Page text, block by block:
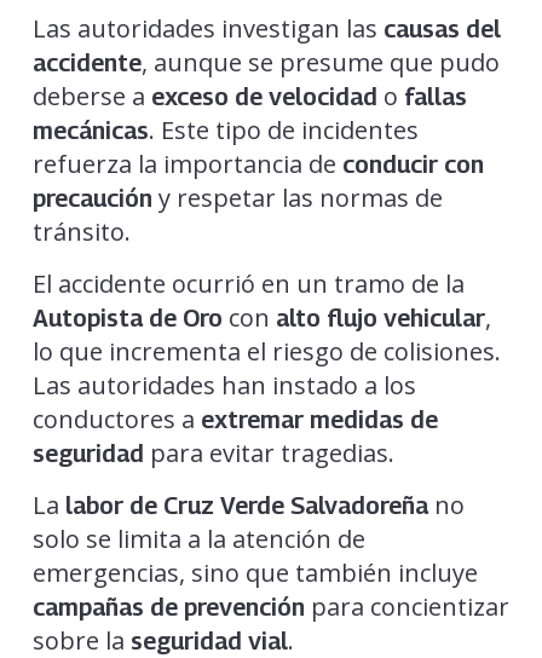
Las autoridades investigan las causas del
accidente, aunque se presume que pudo
deberse a exceso de velocidad o fallas
mecánicas. Este tipo de incidentes
refuerza la importancia de conducir con
precaución y respetar las normas de
tránsito.
El accidente ocurrió en un tramo de la
Autopista de Oro con alto flujo vehicular,
lo que incrementa el riesgo de colisiones.
Las autoridades han instado a los
conductores a extremar medidas de
seguridad para evitar tragedias.
La labor de Cruz Verde Salvadoreñano
solo se limita a la atención de
emergencias, sino que también incluye
campañas de prevención para concientizar
sobre la seguridad vial.